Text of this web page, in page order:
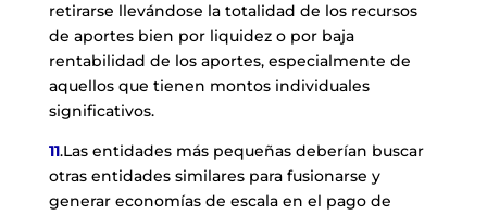
retirarse llevándose la totalidad de los recursos
de aportes bien por liquidez o por baja
rentabilidad de los aportes, especialmente de
aquellos que tienen montos individuales
significativos.
11.Las entidades más pequeñas deberían buscar
otras entidades similares para fusionarse y
generar economías de escala en el pago de